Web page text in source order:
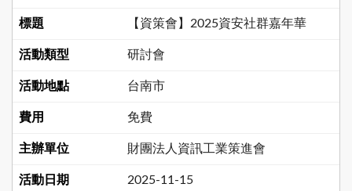
【資策會】2025資安社群嘉年華
研討會
台南市
免費
財團法人資訊工業策進會
2025-11-15